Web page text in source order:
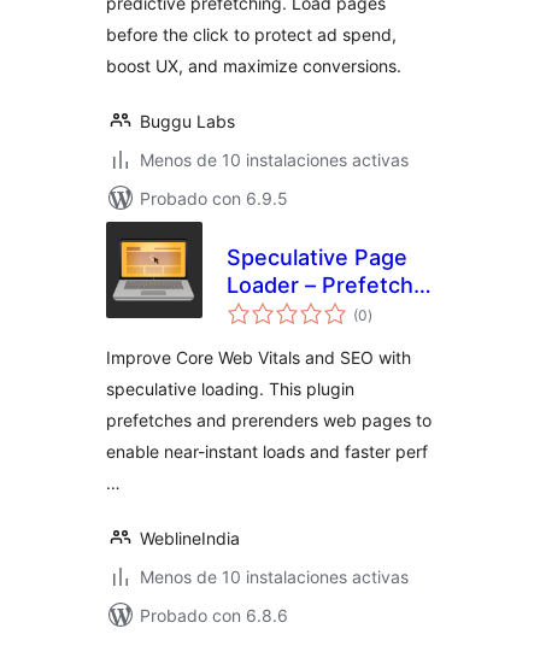
before the click to protect ad spend,
boost UX, and maximize conversions.
Buggu Labs
Menos de 10 instalaciones activas
Probado con 6.9.5
Speculative Page
Loader – Prefetch
and Prerender
(0total
de
)
Improve Core Web Vitals and SEO with
speculative loading. This plugin
prefetches and prerenders web pages to
enable near-instant loads and faster perf
…
WeblineIndia
Menos de 10 instalaciones activas
Probado con 6.8.6